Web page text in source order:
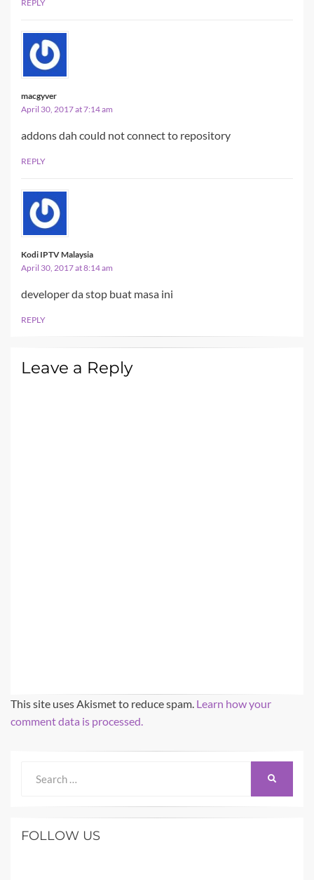
REPLY
macgyver
April 30, 2017 at 7:14 am
addons dah could not connect to repository
REPLY
Kodi IPTV Malaysia
April 30, 2017 at 8:14 am
developer da stop buat masa ini
REPLY
Leave a Reply
This site uses Akismet to reduce spam. Learn how your
comment data is processed.
for:
FOLLOW US